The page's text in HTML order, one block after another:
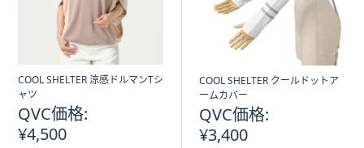
COOL SHELTER 涼感ドルマンTシ
ャツ
QVC価格:
¥4,500
COOL SHELTER クールドットア
ームカバー
QVC価格:
¥3,400